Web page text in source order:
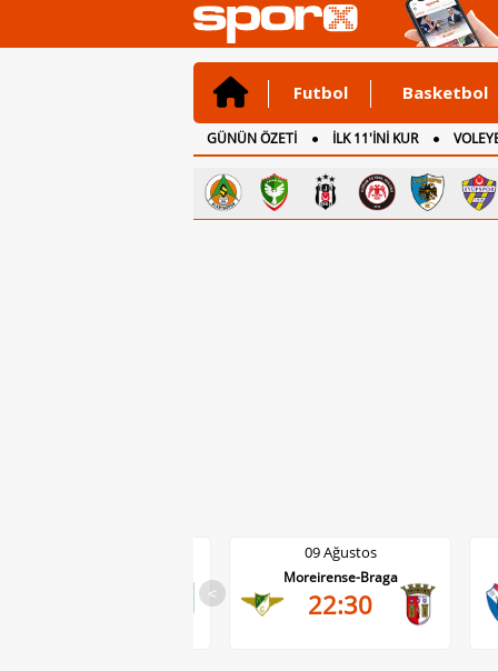
Futbol Basketbol
GÜNÜN ÖZETİ İLK 11'İNİ KUR
CANLI ANLATIM
İNGİLTERE
<
09 Ağustos
Gil Vicente-Rio Ave
22:30